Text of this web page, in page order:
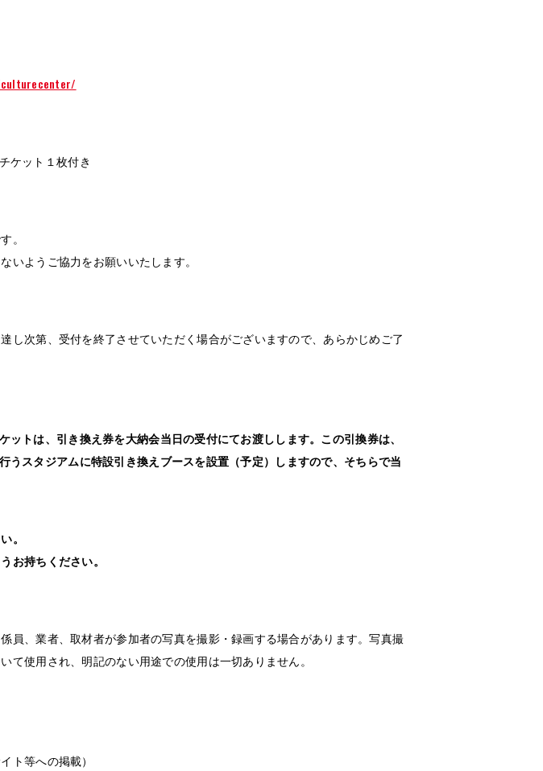
ケット１枚付き
。
ようご協力をお願いいたします。
し次第、受付を終了させていただく場合がございますので、あらかじめご了
トは、引き換え券を大納会当日の受付にてお渡しします。この引換券は、
スタジアムに特設引き換えブースを設置（予定）しますので、そちらで当
。
お持ちください。
員、業者、取材者が参加者の写真を撮影・録画する場合があります。写真撮
て使用され、明記のない用途での使用は一切ありません。
ト等への掲載）